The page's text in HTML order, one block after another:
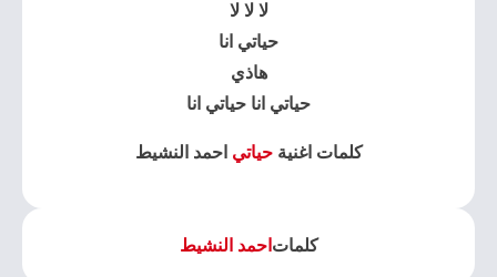
لا لا لا
حياتي انا
هاذي
حياتي انا حياتي انا
كلمات اغنيةحياتي احمد النشيط
كلمات احمد النشيط